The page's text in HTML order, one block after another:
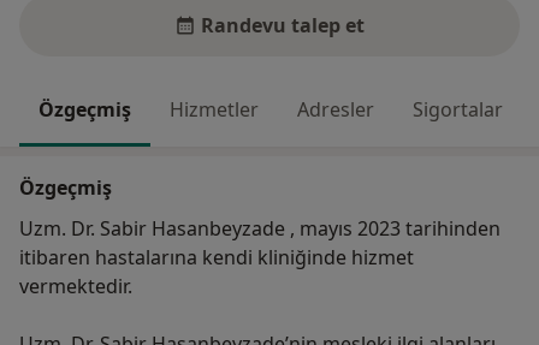
Randevu talep et
Özgeçmiş Hizmetler Adresler Sigortalar
Özgeçmiş
Uzm. Dr. Sabir Hasanbeyzade , mayıs 2023 tarihinden
itibaren hastalarına kendi kliniğinde hizmet
vermektedir.